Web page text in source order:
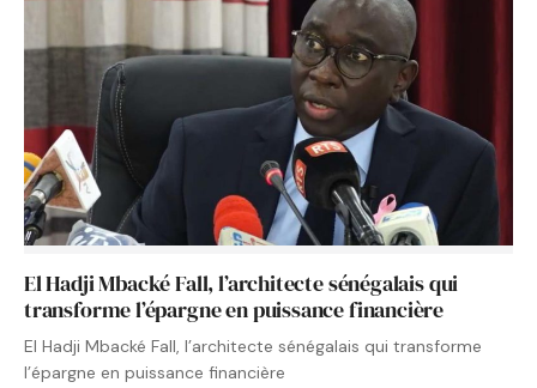
El Hadji Mbacké Fall, l’architecte sénégalais qui
transforme l’épargne en puissance financière
El Hadji Mbacké Fall, l’architecte sénégalais qui transforme
l’épargne en puissance financière